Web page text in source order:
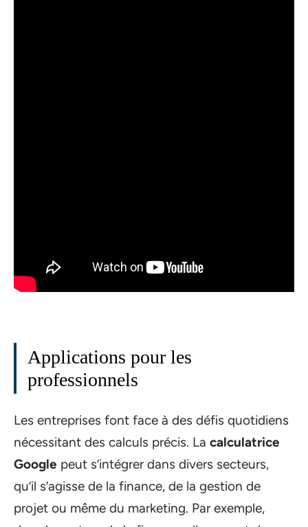
Applications pour les
professionnels
Les entreprises font face à des défis quotidiens
nécessitant des calculs précis. La calculatrice
Google peut s’intégrer dans divers secteurs,
qu’il s’agisse de la finance, de la gestion de
projet ou même du marketing. Par exemple,